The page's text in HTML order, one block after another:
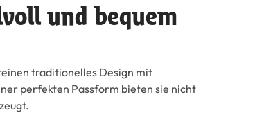
und bequem
traditionelles Design mit
perfekten Passform bieten sie nicht